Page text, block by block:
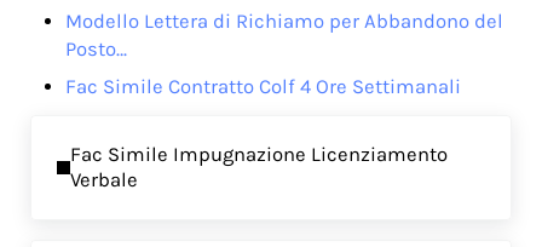
Modello Lettera di Richiamo per Abbandono del
Posto…
Fac Simile Contratto Colf 4 Ore Settimanali
Fac Simile Impugnazione Licenziamento
Verbale